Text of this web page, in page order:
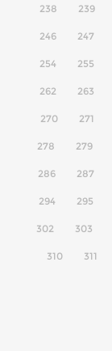
238 239
246 247
254 255
262 263
270 271
278 279
286 287
294 295
302 303
310 311